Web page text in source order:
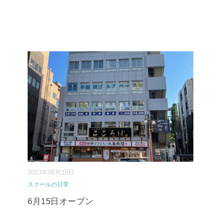
2023年06月16日
スクールの日常
6月15日オープン